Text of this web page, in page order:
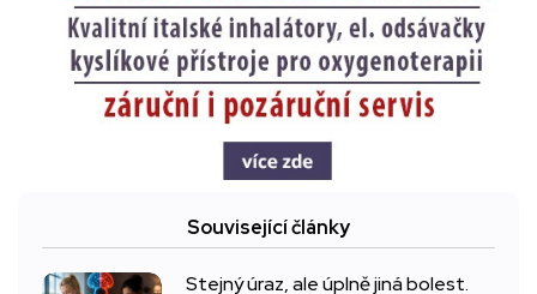
Související články
Stejný úraz, ale úplně jiná bolest.